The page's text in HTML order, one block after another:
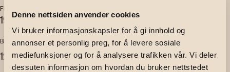
Denne nettsiden anvender cookies
Vi bruker informasjonskapsler for å gi innhold og
annonser et personlig preg, for å levere sosiale
mediefunksjoner og for å analysere trafikken vår. Vi deler
dessuten informasjon om hvordan du bruker nettstedet
FELLESGJELD
195 983,76,- 43 145
BRUKSAREAL
120m2
INTERNT BRUKSAREAL
115m2